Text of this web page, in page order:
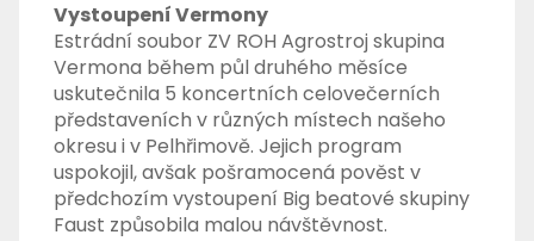
Vystoupení Vermony
Estrádní soubor ZV ROH Agrostroj skupina
Vermona během půl druhého měsíce
uskutečnila 5 koncertních celovečerních
představeních v různých místech našeho
okresu i v Pelhřimově. Jejich program
uspokojil, avšak pošramocená pověst v
předchozím vystoupení Big beatové skupiny
Faust způsobila malou návštěvnost.